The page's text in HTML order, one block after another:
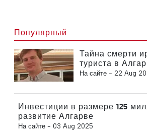
Популярный
Тайна смерти
туриста в
На сайте - 22 Aug
Инвестиции в размере 125
развитие Алгарве
На сайте - 03 Aug 2025